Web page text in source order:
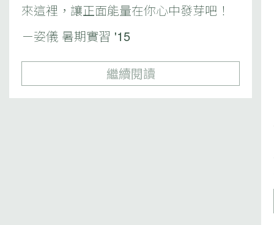
來這裡，讓正面能量在你心中發芽吧！
－姿儀 暑期實習 '15
繼續閱讀